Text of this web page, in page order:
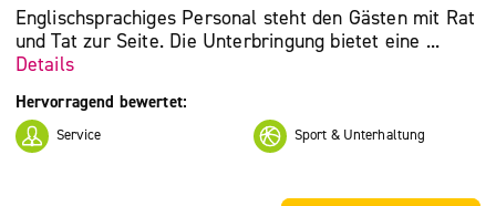
Englischsprachiges Personal steht den Gästen mit Rat
und Tat zur Seite. Die Unterbringung bietet eine ...
Details
Hervorragend bewertet:
Service Sport & Unterhaltung